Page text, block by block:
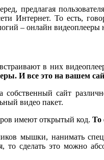
предлагая
Интернет.То есть,
– онлайн видеоплееры
в них
И все это на вашем
сайт
видео пакет.
имеют открытый код. То
мышки, нанимать
то сделать это можно